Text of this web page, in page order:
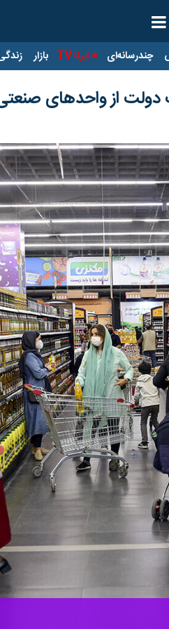
چندرسانه‌ای ایرنا TV بازار
دولت از واحدهای